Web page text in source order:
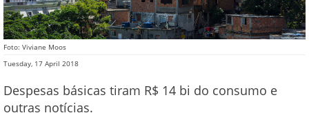
Foto: Viviane Moos
Tuesday, 17 April 2018
Despesas básicas tiram R$ 14 bi do consumo e
outras notícias.